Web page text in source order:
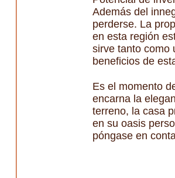
Además del
perderse. La
en esta región
sirve tanto como
beneficios de
Es el momento
encarna la
terreno, la casa
en su oasis
póngase en